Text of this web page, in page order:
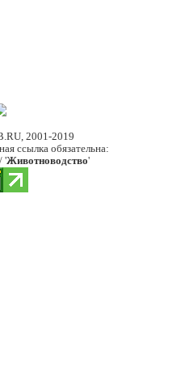
2001-2019
ссылка обязательна:
'Животноводство'